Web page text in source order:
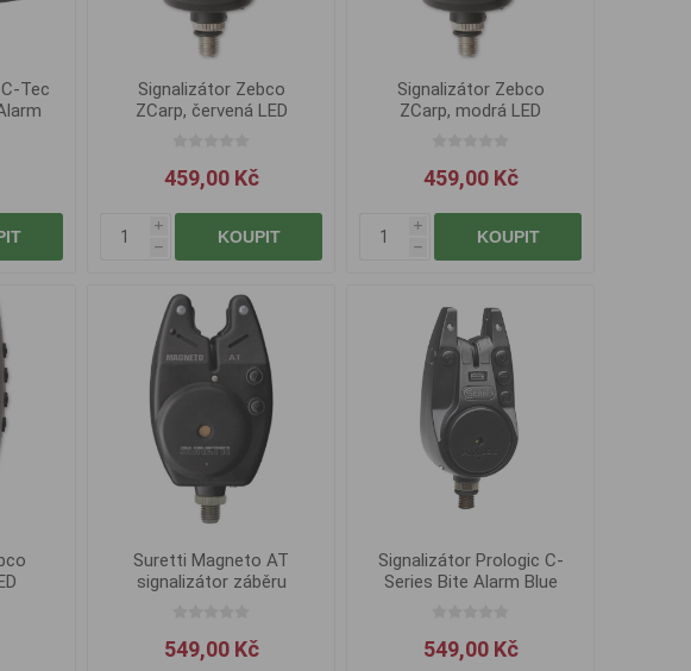
Tec
Signalizátor Zebco
ZCarp, červená LED
459,00 Kč
i
h
KOUPIT
Signalizátor Zebco
ZCarp, modrá LED
459,00 Kč
i
h
KOUPIT
Suretti Magneto AT
signalizátor záběru
549,00 Kč
Signalizátor Prologic C-
Series Bite Alarm Blue
549,00 Kč